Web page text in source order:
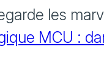
les
MCU :